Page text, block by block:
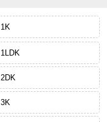
1K
1LDK
2DK
3K